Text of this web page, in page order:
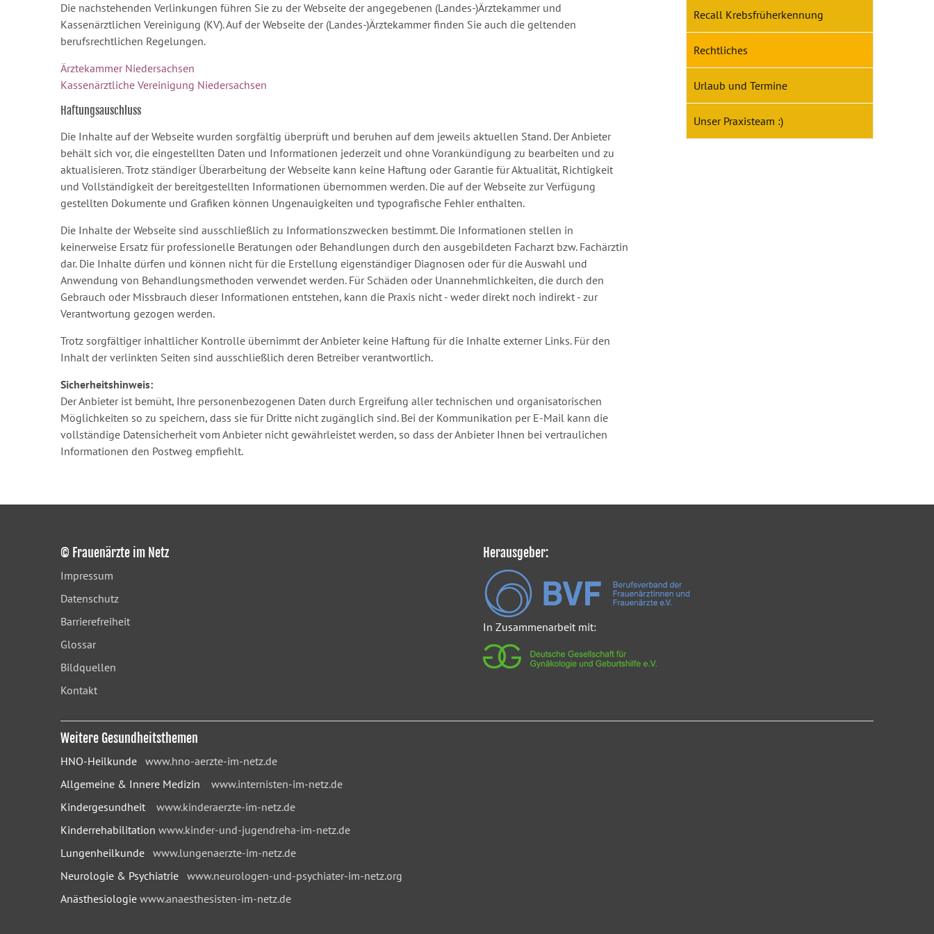
Die nachstehenden Verlinkungen führen Sie zu der Webseite der angegebenen (Landes-)Ärztekammer und
Kassenärztlichen Vereinigung (KV). Auf der Webseite der (Landes-)Ärztekammer finden Sie auch die geltenden
berufsrechtlichen Regelungen.
Ärztekammer Niedersachsen
Kassenärztliche Vereinigung Niedersachsen
Haftungsauschluss
Die Inhalte auf der Webseite wurden sorgfältig überprüft und beruhen auf dem jeweils aktuellen Stand. Der Anbieter
behält sich vor, die eingestellten Daten und Informationen jederzeit und ohne Vorankündigung zu bearbeiten und zu
aktualisieren. Trotz ständiger Überarbeitung der Webseite kann keine Haftung oder Garantie für Aktualität, Richtigkeit
und Vollständigkeit der bereitgestellten Informationen übernommen werden. Die auf der Webseite zur Verfügung
gestellten Dokumente und Grafiken können Ungenauigkeiten und typografische Fehler enthalten.
Die Inhalte der Webseite sind ausschließlich zu Informationszwecken bestimmt. Die Informationen stellen in
keinerweise Ersatz für professionelle Beratungen oder Behandlungen durch den ausgebildeten Facharzt bzw. Fachärztin
dar. Die Inhalte dürfen und können nicht für die Erstellung eigenständiger Diagnosen oder für die Auswahl und
Anwendung von Behandlungsmethoden verwendet werden. Für Schäden oder Unannehmlichkeiten, die durch den
Gebrauch oder Missbrauch dieser Informationen entstehen, kann die Praxis nicht - weder direkt noch indirekt - zur
Verantwortung gezogen werden.
Trotz sorgfältiger inhaltlicher Kontrolle übernimmt der Anbieter keine Haftung für die Inhalte externer Links. Für den
Inhalt der verlinkten Seiten sind ausschließlich deren Betreiber verantwortlich.
Sicherheitshinweis:
Der Anbieter ist bemüht, Ihre personenbezogenen Daten durch Ergreifung aller technischen und organisatorischen
Möglichkeiten so zu speichern, dass sie für Dritte nicht zugänglich sind. Bei der Kommunikation per E-Mail kann die
vollständige Datensicherheit vom Anbieter nicht gewährleistet werden, so dass der Anbieter Ihnen bei vertraulichen
Informationen den Postweg empfiehlt.
Recall Krebsfrüherkennung
Rechtliches
Urlaub und Termine
Unser Praxisteam :)
© Frauenärzte im Netz
Impressum
Datenschutz
Barrierefreiheit
Glossar
Bildquellen
Kontakt
Herausgeber:
In Zusammenarbeit mit:
Weitere Gesundheitsthemen
HNO-Heilkunde www.hno-aerzte-im-netz.de
Allgemeine & Innere Medizin www.internisten-im-netz.de
Kindergesundheit www.kinderaerzte-im-netz.de
Kinderrehabilitation www.kinder-und-jugendreha-im-netz.de
Lungenheilkunde www.lungenaerzte-im-netz.de
Neurologie & Psychiatrie www.neurologen-und-psychiater-im-netz.org
Anästhesiologie www.anaesthesisten-im-netz.de